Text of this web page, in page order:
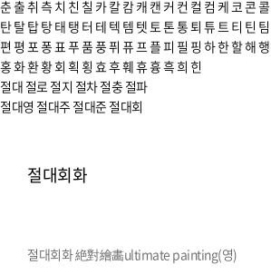
춘출취 측 치 친 칠 카칼캄캐 캔 커 컨 컬 컴 케 코 콘콜
탄탈탑탕태 탱 터 테 텍 템 텟 토 톤통퇴 튜 트 티 틴 팀
편 평 포 퐁 표 푸품풍퓌 퓨 프 플피 필 핑 하한할해행
홍화환황회 획 횡 효후훼휴흉흑희 힌
절대 절로 절지 절차절충 절파
절대영 절대주 절대준 절대회
절대회화
절대회화 絶對繪畵ultimate painting(영)